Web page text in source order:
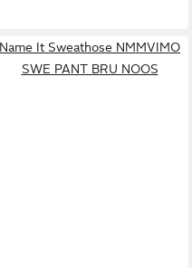
Name It Sweathose NMMVIMO
SWE PANT BRU NOOS